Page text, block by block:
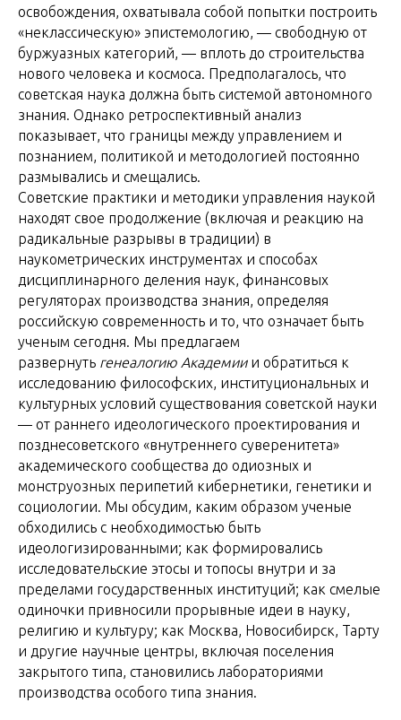
освобождения, охватывала собой попытки построить
«неклассическую» эпистемологию, — свободную от
буржуазных категорий, — вплоть до строительства
нового человека и космоса. Предполагалось, что
советская наука должна быть системой автономного
знания. Однако ретроспективный анализ
показывает, что границы между управлением и
познанием, политикой и методологией постоянно
размывались и смещались.
Советские практики и методики управления наукой
находят свое продолжение (включая и реакцию на
радикальные разрывы в традиции) в
наукометрических инструментах и способах
дисциплинарного деления наук, финансовых
регуляторах производства знания, определяя
российскую современность и то, что означает быть
ученым сегодня. Мы предлагаем
развернуть генеалогию Академии и обратиться к
исследованию философских, институциональных и
культурных условий существования советской науки
— от раннего идеологического проектирования и
позднесоветского «внутреннего суверенитета»
академического сообщества до одиозных и
монструозных перипетий кибернетики, генетики и
социологии. Мы обсудим, каким образом ученые
обходились с необходимостью быть
идеологизированными; как формировались
исследовательские этосы и топосы внутри и за
пределами государственных институций; как смелые
одиночки привносили прорывные идеи в науку,
религию и культуру; как Москва, Новосибирск, Тарту
и другие научные центры, включая поселения
закрытого типа, становились лабораториями
производства особого типа знания.